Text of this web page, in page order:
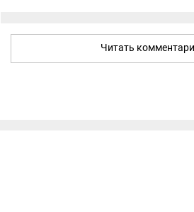
Читать